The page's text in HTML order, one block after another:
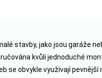
stavby, jako jsou garáže
kvůli jednoduché
se obvykle využívají